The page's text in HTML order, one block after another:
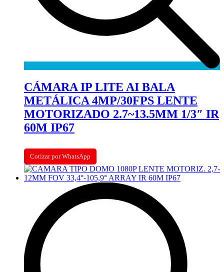
CÁMARA IP LITE AI BALA
METÁLICA 4MP/30FPS LENTE
MOTORIZADO 2.7~13.5MM 1/3″ IR
60M IP67
Cotizar por WhatsApp